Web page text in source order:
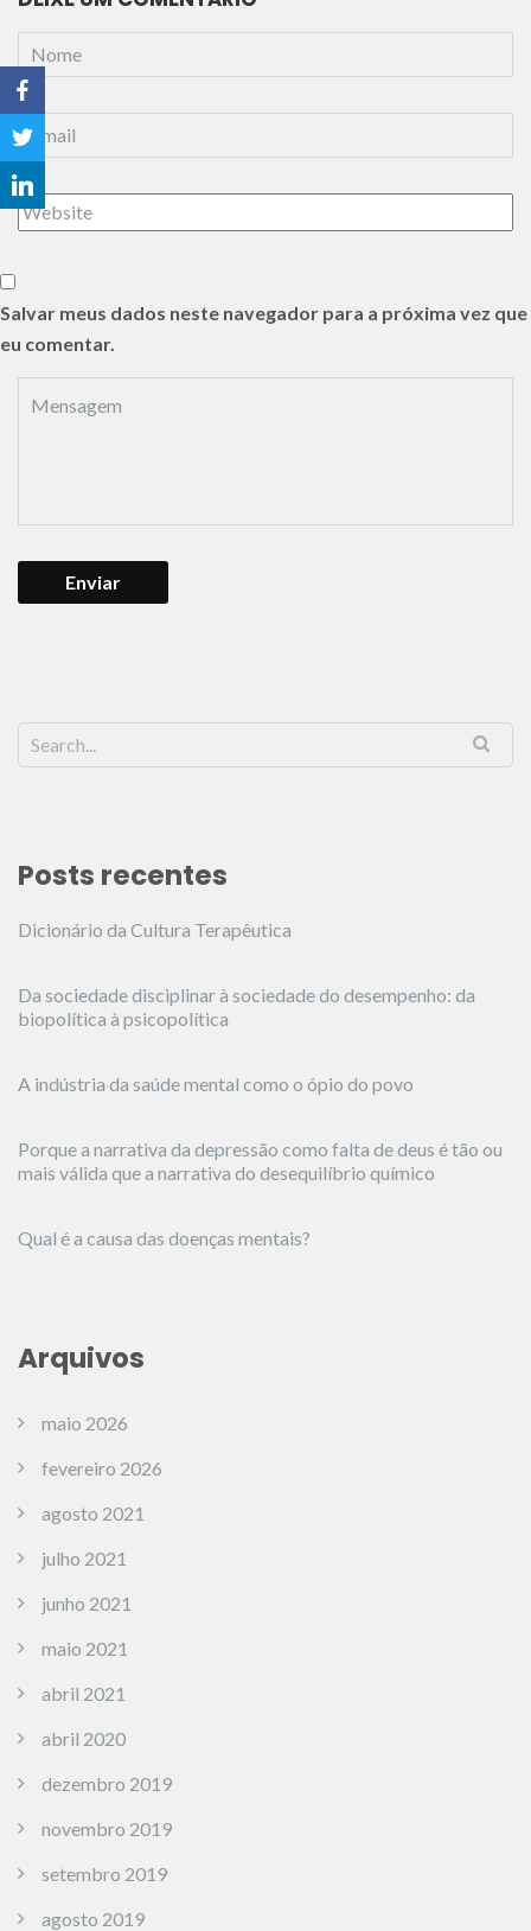
Salvar meus dados neste navegador para a próxima vez que
eu comentar.
Posts recentes
Dicionário da Cultura Terapêutica
Da sociedade disciplinar à sociedade do desempenho: da
biopolítica à psicopolítica
A indústria da saúde mental como o ópio do povo
Porque a narrativa da depressão como falta de deus é tão ou
mais válida que a narrativa do desequilíbrio químico
Qual é a causa das doenças mentais?
Arquivos
maio 2026
fevereiro 2026
agosto 2021
julho 2021
junho 2021
maio 2021
abril 2021
abril 2020
dezembro 2019
novembro 2019
setembro 2019
agosto 2019